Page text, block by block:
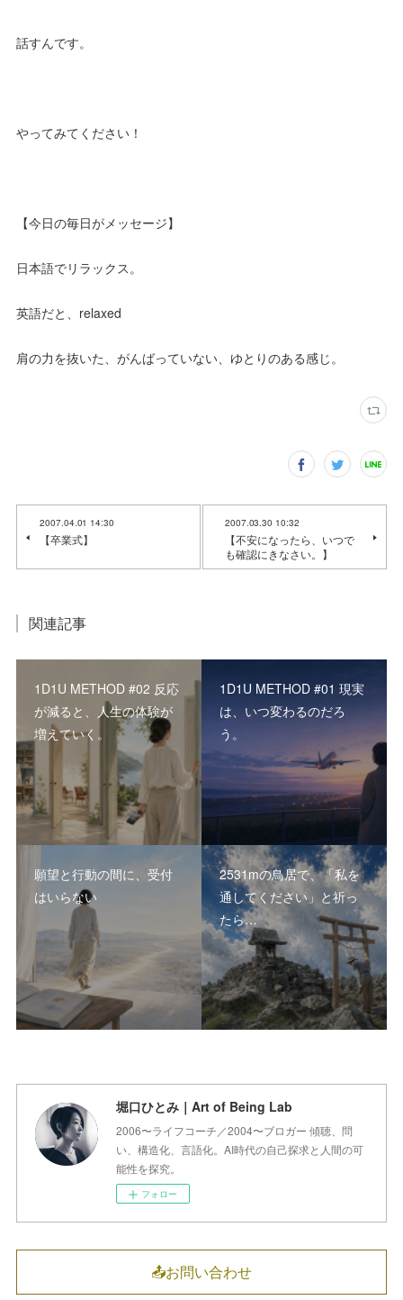
話すんです。
やってみてください！
【今日の毎日がメッセージ】
日本語でリラックス。
英語だと、relaxed
肩の力を抜いた、がんばっていない、ゆとりのある感じ。
2007.04.01 14:30
【卒業式】
2007.03.30 10:32
【不安になったら、いつで
も確認にきなさい。】
関連記事
1D1U METHOD #02 反応
が減ると、人生の体験が
増えていく。
1D1U METHOD #01 現実
は、いつ変わるのだろ
う。
願望と行動の間に、受付
はいらない
2531mの鳥居で、「私を
通してください」と祈っ
たら…
堀口ひとみ｜Art of Being Lab
2006〜ライフコーチ／2004〜ブロガー 傾聴、問
い、構造化、言語化。AI時代の自己探求と人間の可
能性を探究。
フォロー
📤お問い合わせ